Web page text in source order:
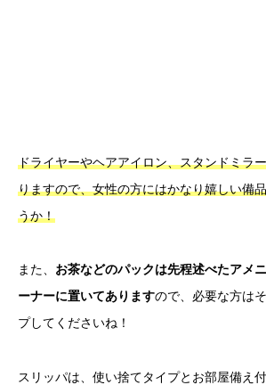
ドライヤーやヘアアイロン、スタンドミラ
りますので、女性の方にはかなり嬉しい備
うか！
また、 お茶などのパックは先程述べたアメ
ーナーに置いてありますので、必要な方は
プしてくださいね！
スリッパは、使い捨てタイプとお部屋備え